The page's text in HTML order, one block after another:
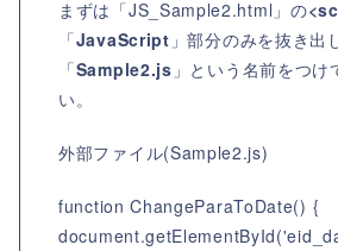
まずは「JS_Sample2.html」の
「JavaScript 」部分のみを抜き出
「Sample2.js 」という名前をつけ
い。
外部ファイル(Sample2.js)
function ChangeParaToDate() {